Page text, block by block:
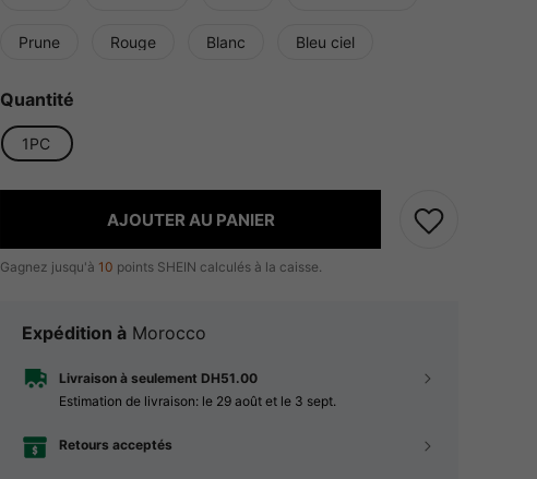
Prune Rouge Blanc Bleu ciel
Quantité
1PC
AJOUTER AU PANIER
Gagnez jusqu'à 10 points SHEIN calculés à la caisse.
Expédition à Morocco
Livraison à seulement DH51.00
Estimation de livraison: le 29 août et le 3 sept.
Retours acceptés